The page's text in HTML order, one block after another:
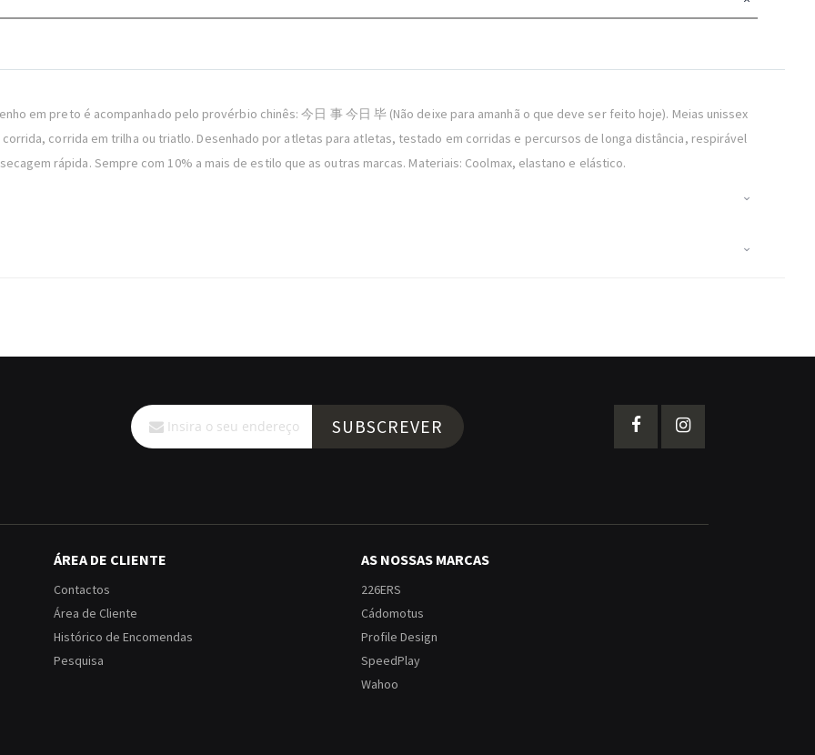
em preto é acompanhado pelo provérbio chinês: 今日 事 今日 毕 (Não deixe para amanhã o que deve ser feito hoje). Meias unissex
corrida em trilha ou triatlo. Desenhado por atletas para atletas, testado em corridas e percursos de longa distância, respirável
rápida. Sempre com 10% a mais de estilo que as outras marcas. Materiais: Coolmax, elastano e elástico.
Subscreva
a
nossa
SUBSCREVER
ÁREA DE CLIENTE
Contactos
Área de Cliente
Histórico de Encomendas
Pesquisa
AS NOSSAS MARCAS
226ERS
Cádomotus
Profile Design
SpeedPlay
Wahoo